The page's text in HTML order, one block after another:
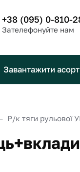
+38 (095) 0-810-
Зателефонуйте нам
Завантажити